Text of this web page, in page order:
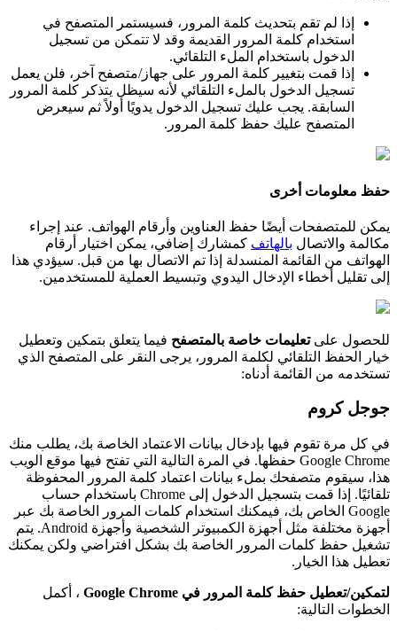
ذ لم تقم بتحديث كلمة لمر ور ، فسيستمر لمتصفح في
ستخد م كلمة لمر ور لقديمة وقد ل تتمكن من تسجيل
لدخول باستخد م لملء لتلقائي.
ذ قمت بتغيير كلمة لمر ور على جهاز/متصفح خر ، فلن يعمل
تسجيل لدخول بالملء لتلقائي لنه سيظل يتذكر كلمة لمر ور
لسابقة. يجب عليك تسجيل لدخول يدويا ول ثم سيعر ض
لمتصفح عليك حفظ كلمة لمر ور .
حفظ معلومات خر ى
يمكن للمتصفحات يضا حفظ لعناوين و ر قام لهو تف. عند جر ء
مكالمة و لتصال بالهاتف كمشار ك ضافي، يمكن ختيار ر قام
لهو تف من لقائمة لمنسدلة ذ تم لتصال بها من قبل. سيؤدي هذ
لى تقليل خطاء لدخال ليدوي وتبسيط لعملية للمستخدمين.
للحصول على تعليمات خاصة بالمتصفح فيما يتعلق بتمكين وتعطيل
خيار لحفظ لتلقائي لكلمة لمر ور ، ير جى لنقر على لمتصفح لذي
تستخدمه من لقائمة دناه:
جوجل كر وم
في كل مر ة تقوم فيها بإدخال بيانات لعتماد لخاصة بك، يطلب منك
Google Chrome حفظها. في لمر ة لتالية لتي تفتح فيها موقع لويب
هذ ، سيقوم متصفحك بملء بيانات عتماد كلمة لمر ور لمحفوظة
تلقائيا. ذ قمت بتسجيل لدخول لى Chrome باستخد م حساب
Google لخاص بك، فيمكنك ستخد م كلمات لمر ور لخاصة بك عبر
جهز ة مختلفة مثل جهز ة لكمبيوتر لشخصية و جهز ة Android
. يتم
تشغيل حفظ كلمات لمر ور لخاصة بك بشكل فتر ضي ولكن يمكنك
تعطيل هذ لخيار .
لتمكين/تعطيل حفظ كلمة لمر ور في Google Chrome ، كمل
لخطو ت لتالية: